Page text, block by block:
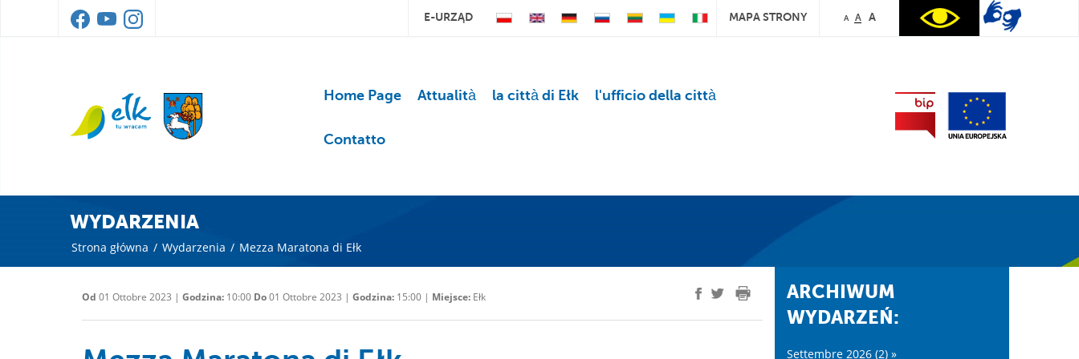
E-URZĄD MAPA STRONY A A A
Home Page Attualità la città di Ełk l'ufficio della città
Contatto
WYDARZENIA
Strona główna / Wydarzenia / Mezza Maratona di Ełk
Od 01 Ottobre 2023 | Godzina: 10:00 Do01 Ottobre 2023 | Godzina: 15:00 | Miejsce: Ełk
ARCHIWUM
WYDARZEŃ:
Settembre 2026 (2) »